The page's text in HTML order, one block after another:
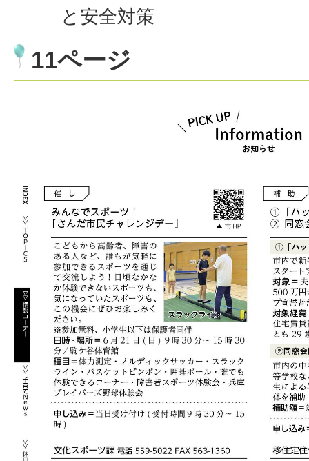
と安全対策
11ページ